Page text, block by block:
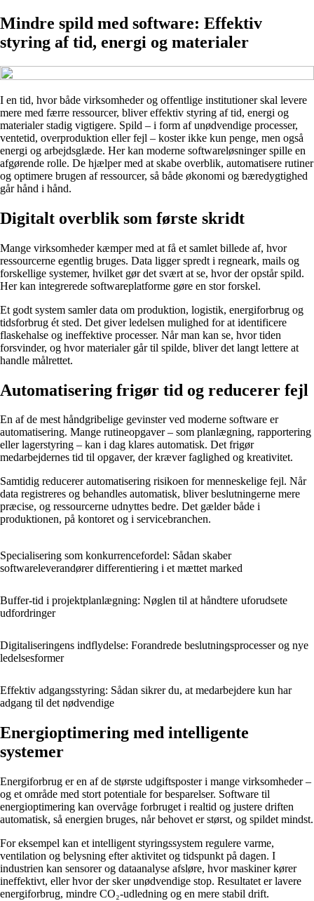
Mindre spild med software: Effektiv
styring af tid, energi og materialer
I en tid, hvor både virksomheder og offentlige institutioner skal levere
mere med færre ressourcer, bliver effektiv styring af tid, energi og
materialer stadig vigtigere. Spild – i form af unødvendige processer,
ventetid, overproduktion eller fejl – koster ikke kun penge, men også
energi og arbejdsglæde. Her kan moderne softwareløsninger spille en
afgørende rolle. De hjælper med at skabe overblik, automatisere rutiner
og optimere brugen af ressourcer, så både økonomi og bæredygtighed
går hånd i hånd.
Digitalt overblik som første skridt
Mange virksomheder kæmper med at få et samlet billede af, hvor
ressourcerne egentlig bruges. Data ligger spredt i regneark, mails og
forskellige systemer, hvilket gør det svært at se, hvor der opstår spild.
Her kan integrerede softwareplatforme gøre en stor forskel.
Et godt system samler data om produktion, logistik, energiforbrug og
tidsforbrug ét sted. Det giver ledelsen mulighed for at identificere
flaskehalse og ineffektive processer. Når man kan se, hvor tiden
forsvinder, og hvor materialer går til spilde, bliver det langt lettere at
handle målrettet.
Automatisering frigør tid og reducerer fejl
En af de mest håndgribelige gevinster ved moderne software er
automatisering. Mange rutineopgaver – som planlægning, rapportering
eller lagerstyring – kan i dag klares automatisk. Det frigør
medarbejdernes tid til opgaver, der kræver faglighed og kreativitet.
Samtidig reducerer automatisering risikoen for menneskelige fejl. Når
data registreres og behandles automatisk, bliver beslutningerne mere
præcise, og ressourcerne udnyttes bedre. Det gælder både i
produktionen, på kontoret og i servicebranchen.
Specialisering som konkurrencefordel: Sådan skaber
softwareleverandører differentiering i et mættet marked
Buffer-tid i projektplanlægning: Nøglen til at håndtere uforudsete
udfordringer
Digitaliseringens indflydelse: Forandrede beslutningsprocesser og nye
ledelsesformer
Effektiv adgangsstyring: Sådan sikrer du, at medarbejdere kun har
adgang til det nødvendige
Energioptimering med intelligente
systemer
Energiforbrug er en af de største udgiftsposter i mange virksomheder –
og et område med stort potentiale for besparelser. Software til
energioptimering kan overvåge forbruget i realtid og justere driften
automatisk, så energien bruges, når behovet er størst, og spildet mindst.
For eksempel kan et intelligent styringssystem regulere varme,
ventilation og belysning efter aktivitet og tidspunkt på dagen. I
industrien kan sensorer og dataanalyse afsløre, hvor maskiner kører
ineffektivt, eller hvor der sker unødvendige stop. Resultatet er lavere
energiforbrug, mindre CO₂-udledning og en mere stabil drift.